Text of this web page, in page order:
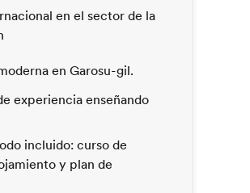
en el sector de la
en Garosu-gil.
experiencia enseñando
incluido: curso de
y plan de